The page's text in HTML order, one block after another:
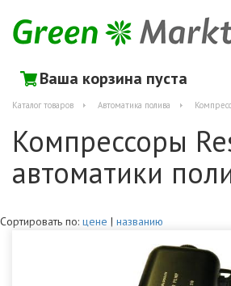
Ваша корзина пуста
Каталог товаров Автоматика полива
Компрессоры
автоматики
Сортировать по: цене | названию